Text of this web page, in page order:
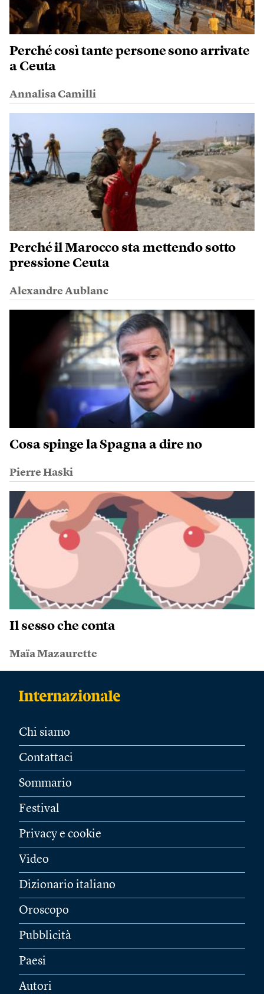
Perché così tante persone sono arrivate
a Ceuta
Annalisa Camilli
Perché il Marocco sta mettendo sotto
pressione Ceuta
Alexandre Aublanc
Cosa spinge la Spagna a dire no
Pierre Haski
Il sesso che conta
Maïa Mazaurette
Chi siamo
Contattaci
Sommario
Festival
Privacy e cookie
Video
Dizionario italiano
Oroscopo
Pubblicità
Paesi
Autori